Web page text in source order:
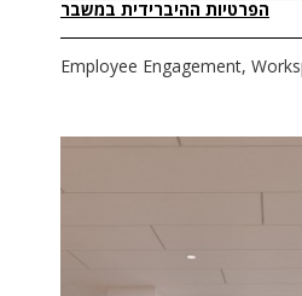
Employee Engagement,
הפרטיות ההיברידית במשבר